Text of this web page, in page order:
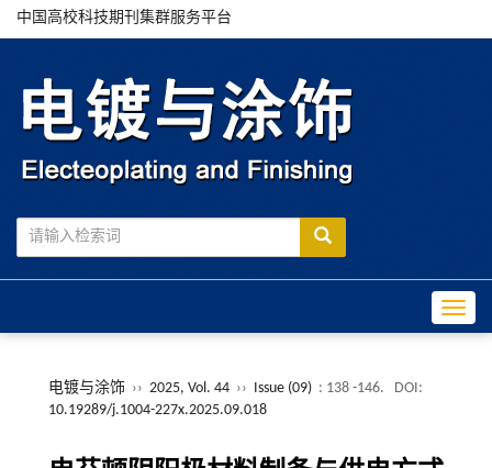
中国高校科技期刊集群服务平台
电镀与涂饰 ›› 2025, Vol. 44 ›› Issue (09) : 138 -146.
DOI:
10.19289/j.1004-227x.2025.09.018